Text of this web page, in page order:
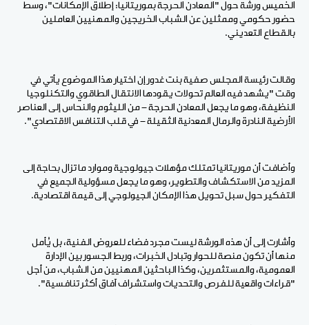
الخميس ورشة حول "المعادن الحرجة بموريتانيا: إطلاق الإمكانات"، وسط
حضور حكومي وممثلين عن الشباب الخريجين والمهنيين العاملين
بالقطاع التعديني.
وقالت رئيسة المجلس صفية بنت غدور إن اختيار هذا الموضوع يأتي في
وقت "يشهد فيه العالم تحولات يقودها الانتقال الطاقوي والتكنلوجيا
النظيفة، وهو ما يجعل المعادن الحرجة - من الليثوم والنحاس إلى العناصر
الأرضية النادرة والرمال المعدنية الثقيلة - في قلب التنافس الاقتصادي".
وأضافت أن موريتانيا تمتلك مؤهلات جيولوجية وموارد ما تزال بحاجة إلى
المزيد من الاستكشاف والتطوير، وهو ما يجعل مسؤولية الجميع في
التفكير حول سبل تحويل هذا الإمكان الجيولوجي إلى قيمة اقتصادية.
وأشارت إلى أن هذه الورشة ليست مجرد فضاء للعروض الفنية، بل يُأمل
منها أن تكون منصة للحوار وتبادل الخبرات، وربط الجسور بين الإدارة
العمومية، والمستثمرين، وكذا الباحثين المهنيين من الشباب، من أجل
"قراءات واقعية للفرص والتحديات واستشراف آفاق أكثر تنافسية".